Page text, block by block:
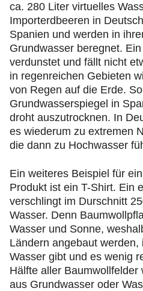
ca. 280 Liter virtuelles
Importerdbeeren in
Spanien und werden in
Grundwasser beregnet.
verdunstet und fällt nicht
in regenreichen Gebieten
von Regen auf die Erde.
Grundwasserspiegel in
droht auszutrocknen. In
es wiederum zu extremen
die dann zu Hochwasser
Ein weiteres Beispiel für
Produkt ist ein T-Shirt. Ein
verschlingt im Durschnitt
Wasser. Denn
Wasser und Sonne,
Ländern angebaut werden,
Wasser gibt und es wenig
Hälfte aller Baumwollfelder
aus Grundwasser oder